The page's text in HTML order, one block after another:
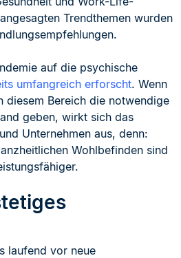
Trendthemen wurden
auf die psychische
umfangreich erforscht. Wenn
diesem Bereich die notwendige
geben, wirkt sich das
Unternehmen aus, denn:
Wohlbefinden sind
laufend vor neue